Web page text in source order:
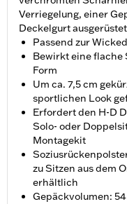
Verriegelung, einer
Deckelgurt
Passend zur
Bewirkt eine flache
Form
Um ca. 7,5 cm
sportlichen Look
Erfordert den H-D
Solo- oder
Montagekit
zu Sitzen aus dem
erhältlich
Gepäckvolumen: